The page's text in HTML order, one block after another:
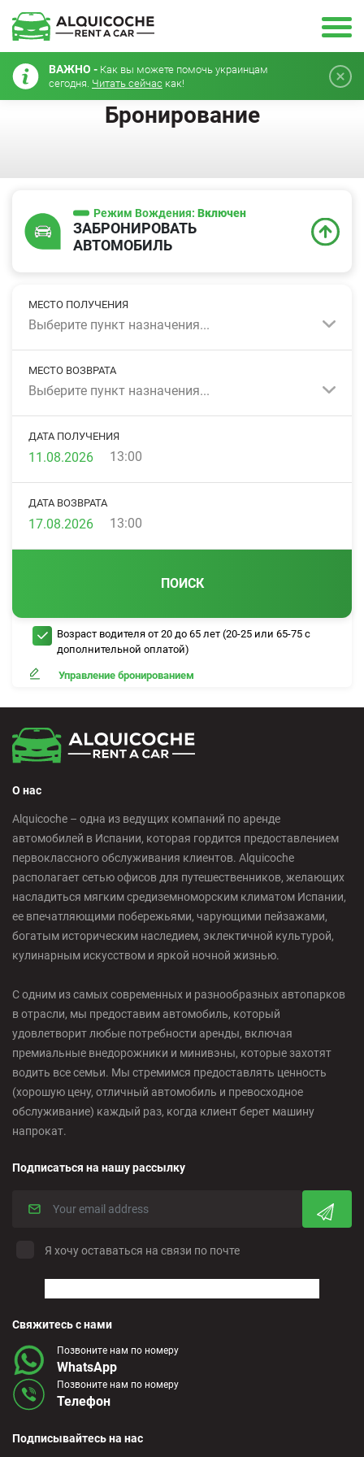
ВАЖНО - Как вы можете помочь украинцам
сегодня. Читать сейчас как!
Бронирование
Режим Вождения: Включен
ЗАБРОНИРОВАТЬ
АВТОМОБИЛЬ
МЕСТО ПОЛУЧЕНИЯ
Выберите пункт назначения...
МЕСТО ВОЗВРАТА
Выберите пункт назначения...
ДАТА ПОЛУЧЕНИЯ
13:00
ДАТА ВОЗВРАТА
13:00
ПОИСК
Возраст водителя от 20 до 65 лет (20-25 или 65-75 с
дополнительной оплатой)
Управление бронированием
О нас
Alquicoche – одна из ведущих компаний по аренде
автомобилей в Испании, которая гордится предоставлением
первоклассного обслуживания клиентов. Alquicoche
располагает сетью офисов для путешественников, желающих
насладиться мягким средиземноморским климатом Испании,
ее впечатляющими побережьями, чарующими пейзажами,
богатым историческим наследием, эклектичной культурой,
кулинарным искусством и яркой ночной жизнью.
С одним из самых современных и разнообразных автопарков
в отрасли, мы предоставим автомобиль, который
удовлетворит любые потребности аренды, включая
премиальные внедорожники и минивэны, которые захотят
водить все семьи. Мы стремимся предоставлять ценность
(хорошую цену, отличный автомобиль и превосходное
обслуживание) каждый раз, когда клиент берет машину
напрокат.
Подписаться на нашу рассылку
Я хочу оставаться на связи по почте
Свяжитесь с нами
Позвоните нам по номеру
WhatsApp
Позвоните нам по номеру
Телефон
Подписывайтесь на нас